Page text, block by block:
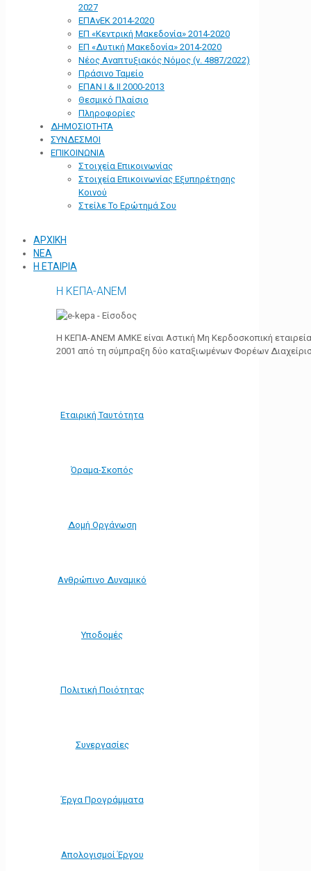
2027
ΕΠΑνΕΚ 2014-2020
ΕΠ «Kεντρική Μακεδονία» 2014-2020
ΕΠ «Δυτική Μακεδονία» 2014-2020
Νέος Αναπτυξιακός Νόμος (ν. 4887/2022)
Πράσινο Ταμείο
ΕΠΑΝ Ι & ΙΙ 2000-2013
Θεσμικό Πλαίσιο
Πληροφορίες
ΔΗΜΟΣΙΟΤΗΤΑ
ΣΥΝΔΕΣΜΟΙ
ΕΠΙΚΟΙΝΩΝΙΑ
Στοιχεία Επικοινωνίας
Στοιχεία Επικοινωνίας Εξυπηρέτησης
Κοινού
Στείλε Το Ερώτημά Σου
ΑΡΧΙΚΗ
ΝΕΑ
Η ΕΤΑΙΡΙΑ
Η ΚΕΠΑ-ΑΝΕΜ
Η ΚΕΠΑ-ΑΝΕΜ ΑΜΚΕ είναι Αστική Μη Κερδοσκοπική
2001 από τη σύμπραξη δύο καταξιωμένων Φορέων
Εταιρική Ταυτότητα
Όραμα-Σκοπός
Δομή Οργάνωση
Ανθρώπινο Δυναμικό
Υποδομές
Πολιτική Ποιότητας
Συνεργασίες
Έργα Προγράμματα
Απολογισμοί Έργου